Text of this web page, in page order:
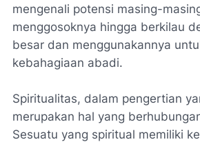
mengenali potensi masing-
menggosoknya hingga berkilau
besar dan menggunakannya
kebahagiaan abadi.
Spiritualitas, dalam pengertian
merupakan hal yang
Sesuatu yang spiritual memiliki